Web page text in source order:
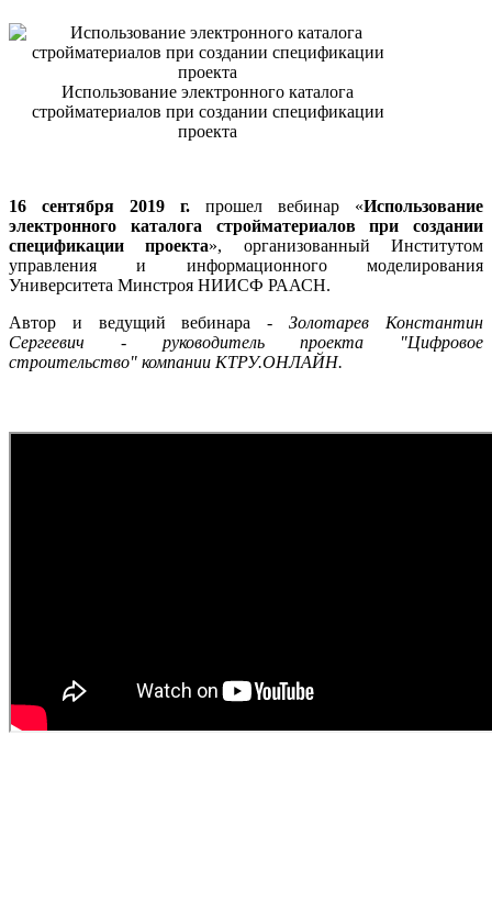
Использование электронного каталога
стройматериалов при создании спецификации
проекта
16 сентября 2019 г. прошел вебинар «Использование
электронного каталога стройматериалов при создании
спецификации проекта», организованный Институтом
управления и информационного моделирования
Университета Минстроя НИИСФ РААСН.
Автор и ведущий вебинара - Золотарев Константин
Сергеевич - руководитель проекта "Цифровое
строительство" компании КТРУ.ОНЛАЙН.